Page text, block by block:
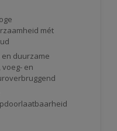
mét
duurzame
voeg- en